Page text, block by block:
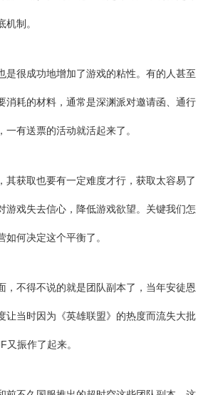
制。
是很成功地增加了游戏的粘性。有的人甚至
消耗的材料，通常是深渊派对邀请函、通行
有送票的活动就活起来了。
其获取也要有一定难度才行，获取太容易了
游戏失去信心，降低游戏欲望。关键我们怎
何决定这个平衡了。
，不得不说的就是团队副本了，当年安徒恩
让当时因为《英雄联盟》的热度而流失大批
又振作了起来。